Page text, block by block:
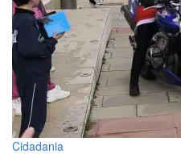
Cidadania